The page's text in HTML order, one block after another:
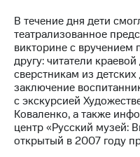
Контакты
Пригласить
спикера
и акционерам
Корпоративное
управление
Корпоративный
В течение дня дети
театрализованное
викторине с вручением
другу: читатели
сверстникам из
заключение
с экскурсией
Коваленко, а также
центр «Русский музей:
открытый в 2007 году